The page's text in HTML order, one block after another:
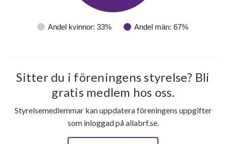
Andel kvinnor: 33% Andel män: 67%
Sitter du i föreningens styrelse? Bli
gratis medlem hos oss.
Styrelsemedlemmar kan uppdatera föreningens uppgifter
som inloggad på allabrf.se.